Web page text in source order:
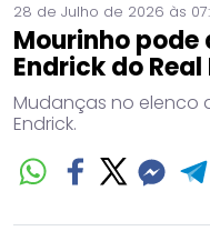
28 de Julho de 2026 às
Mourinho
Endrick do
Mudanças no elenco
Endrick.